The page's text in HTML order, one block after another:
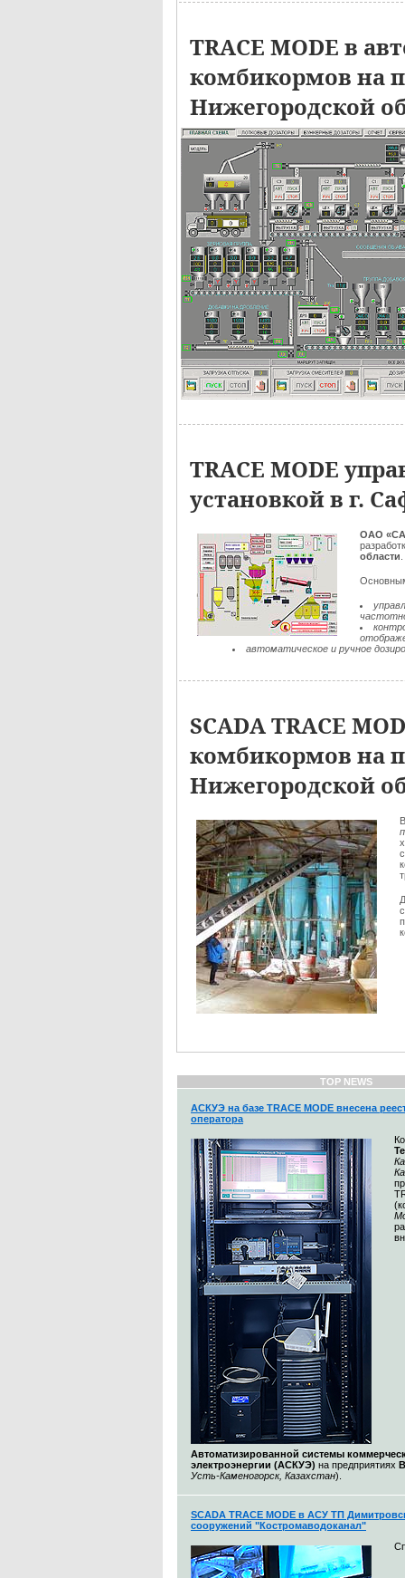
TRACE MODE в
комбикормов на
Нижегородской
TRACE MODE
установкой в г.
ОАО
области
автоматическое и ручное
SCADA TRACE
комбикормов на
Нижегородской
TOP NEWS
АСКУЭ на базе TRACE MODE внесена
оператора
Автоматизированной системы
электроэнергии (АСКУЭ) на предприятиях
Усть-Каменогорск, Казахстан).
SCADA TRACE MODE в АСУ ТП
сооружений "Костромаводоканал"